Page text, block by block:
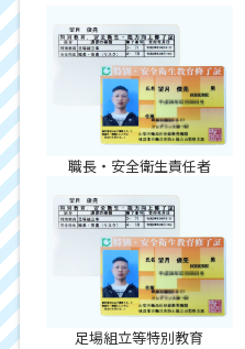
職長・安全衛生責任者
足場組立等特別教育